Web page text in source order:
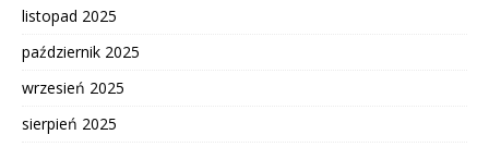
listopad 2025
październik 2025
wrzesień 2025
sierpień 2025